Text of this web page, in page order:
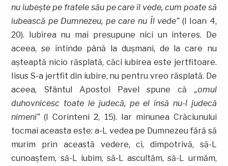
nu iubeşte pe fratele său pe care îl vede, cum poate să
iubească pe Dumnezeu, pe care nu Îl vede”(I Ioan 4,
20). Iubirea nu mai presupune nici un interes. De
aceea, se întinde până la duşmani, de la care nu
aşteaptă nicio răsplată, căci iubirea este jertfitoare.
Iisus S-a jertfit din iubire, nu pentru vreo răsplată. De
aceea, Sfântul Apostol Pavel spune că„omul
duhovnicesc toate le judecă, pe el însă nu-l judecă
nimeni”(I Corinteni 2, 15). Iar minunea Crăciunului
tocmai aceasta este: a-L vedea pe Dumnezeu fără să
murim prin această vedere, ci, dimpotrivă, să-L
cunoaştem, să-L iubim, să-L ascultăm, să-L urmăm,